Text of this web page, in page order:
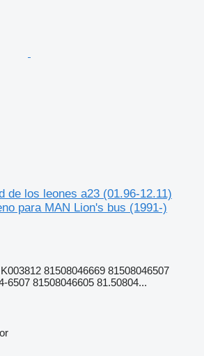
de los leones a23 (01.96-12.11)
para MAN Lion's bus (1991-)
81508046669 81508046507
6507 81508046605 81.50804...